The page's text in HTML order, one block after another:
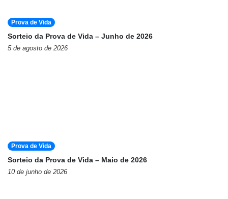
Prova de Vida
Sorteio da Prova de Vida – Junho de 2026
5 de agosto de 2026
Prova de Vida
Sorteio da Prova de Vida – Maio de 2026
10 de junho de 2026